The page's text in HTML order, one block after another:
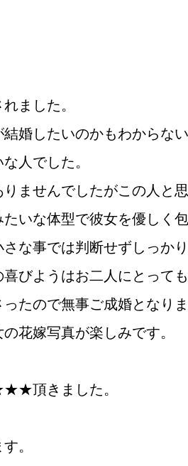
ました。
婚したいのかもわからな
人でした。
ませんでしたがこの人と
いな体型で彼女を優しく
な事では判断せずしっか
びようはお二人にとって
たので無事ご成婚となりま
花嫁写真が楽しみです。
頂きました。
。